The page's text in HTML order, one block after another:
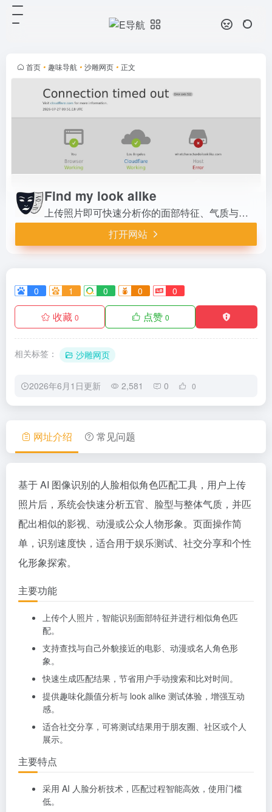
首页 • 趣味导航 • 沙雕网页 • 正文
Find my look alike
上传照片即可快速分析你的面部特征、气质与风格，智能匹配你像哪位名人或角色。支持中文体验，操作简单，结果有趣，适合娱乐分享、形象探索与社交互动，带来新鲜好玩的相似度测试体验。
打开网站
0 1 0 0 0
收藏 0 点赞 0
相关标签： 沙雕网页
2026年6月1日更新 2,581 0 0
名人或角色。支持中文体验，操作简
单，结果有趣，适合娱乐分享、形象
探索与社交互动，带来新鲜好玩的相
似...
网址介绍 常见问题
基于 AI 图像识别的人脸相似角色匹配工具，用户上传
照片后，系统会快速分析五官、脸型与整体气质，并匹
配出相似的影视、动漫或公众人物形象。页面操作简
单，识别速度快，适合用于娱乐测试、社交分享和个性
化形象探索。
主要功能
上传个人照片，智能识别面部特征并进行相似角色匹
配。
支持查找与自己外貌接近的电影、动漫或名人角色形
象。
快速生成匹配结果，节省用户手动搜索和比对时间。
提供趣味化颜值分析与 look alike 测试体验，增强互动
感。
适合社交分享，可将测试结果用于朋友圈、社区或个人
展示。
主要特点
采用 AI 人脸分析技术，匹配过程智能高效，使用门槛
低。